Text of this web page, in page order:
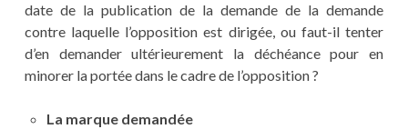
date de la publication de la demande de la demande
contre laquelle l’opposition est dirigée, ou faut-il tenter
d’en demander ultérieurement la déchéance pour en
minorer la portée dans le cadre de l’opposition ?
La marque demandée